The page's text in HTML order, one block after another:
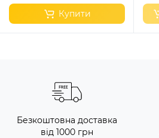
Купити
Безкоштовна доставка
від 1000 грн